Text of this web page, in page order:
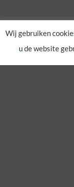
Wij gebruiken
u de website